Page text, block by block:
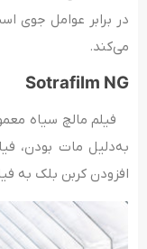
در برابر عوامل جوی
می‌کند.
Sotrafilm NG
فیلم مالچ سیاه
به‌دلیل مات بودن،
افزودن کربن بلک به